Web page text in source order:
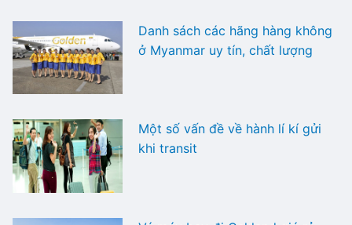
Danh sách các hãng hàng không
ở Myanmar uy tín, chất lượng
Một số vấn đề về hành lí kí gửi
khi transit